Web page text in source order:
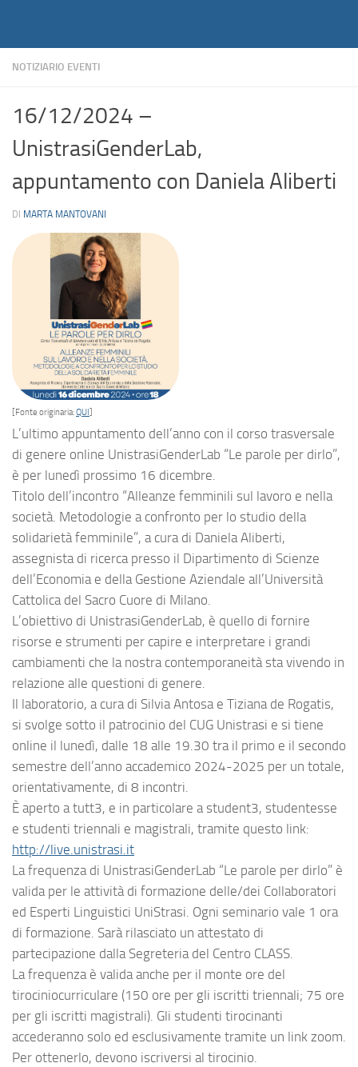
NOTIZIARIO EVENTI
16/12/2024 –
UnistrasiGenderLab,
appuntamento con Daniela Aliberti
DI MARTA MANTOVANI
[Fonte originaria:QUI
L’ultimo appuntamento dell’anno con il corso trasversale
di genere online UnistrasiGenderLab “Le parole per dirlo”,
è per lunedì prossimo 16 dicembre.
Titolo dell’incontro “Alleanze femminili sul lavoro e nella
società. Metodologie a confronto per lo studio della
solidarietà femminile”, a cura di Daniela Aliberti,
assegnista di ricerca presso il Dipartimento di Scienze
dell’Economia e della Gestione Aziendale all’Università
Cattolica del Sacro Cuore di Milano.
L’obiettivo di UnistrasiGenderLab, è quello di fornire
risorse e strumenti per capire e interpretare i grandi
cambiamenti che la nostra contemporaneità sta vivendo in
relazione alle questioni di genere.
Il laboratorio, a cura di Silvia Antosa e Tiziana de Rogatis,
si svolge sotto il patrocinio del CUG Unistrasi e si tiene
online il lunedì, dalle 18 alle 19.30 tra il primo e il secondo
semestre dell’anno accademico 2024-2025 per un totale,
orientativamente, di 8 incontri.
È aperto a tutt3, e in particolare a student3, studentesse
e studenti triennali e magistrali, tramite questo link:
http://live.unistrasi.it
La frequenza di UnistrasiGenderLab “Le parole per dirlo” è
valida per le attività di formazione delle/dei Collaboratori
ed Esperti Linguistici UniStrasi. Ogni seminario vale 1 ora
di formazione. Sarà rilasciato un attestato di
partecipazione dalla Segreteria del Centro CLASS.
La frequenza è valida anche per il monte ore del
tirociniocurriculare (150 ore per gli iscritti triennali; 75 ore
per gli iscritti magistrali). Gli studenti tirocinanti
accederanno solo ed esclusivamente tramite un link zoom.
Per ottenerlo, devono iscriversi al tirocinio.